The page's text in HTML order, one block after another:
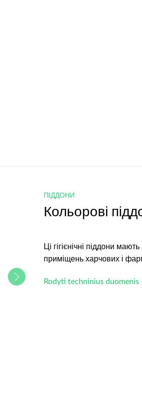
ПІДДОНИ
Кольорові
Ці гігієнічні піддони
приміщень харчових і
Rodyti techninius duomenis